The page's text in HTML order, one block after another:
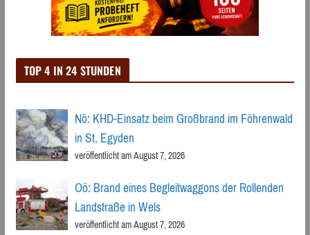
TOP 4 IN 24 STUNDEN
Nö: KHD-Einsatz beim Großbrand im Föhrenwald
in St. Egyden
veröffentlicht am August 7, 2026
Oö: Brand eines Begleitwaggons der Rollenden
Landstraße in Wels
veröffentlicht am August 7, 2026